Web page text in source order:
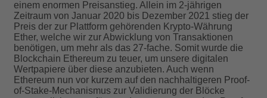
einem enormen Preisanstieg. Allein im 2-jährigen
Zeitraum von Januar 2020 bis Dezember 2021 stieg der
Preis der zur Plattform gehörenden Krypto-Währung
Ether, welche wir zur Abwicklung von Transaktionen
benötigen, um mehr als das 27-fache. Somit wurde die
Blockchain Ethereum zu teuer, um unsere digitalen
Wertpapiere über diese anzubieten. Auch wenn
Ethereum nun vor kurzem auf den nachhaltigeren Proof-
of-Stake-Mechanismus zur Validierung der Blöcke